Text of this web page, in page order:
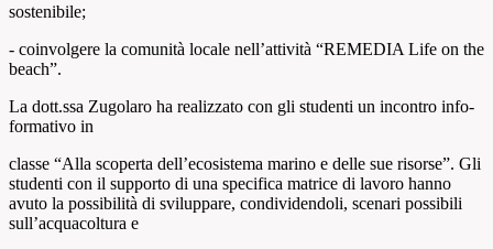
sostenibile;
- coinvolgere la comunità locale nell’attività “REMEDIA Life on the
beach”.
La dott.ssa Zugolaro ha realizzato con gli studenti un incontro info-
formativo in
classe “Alla scoperta dell’ecosistema marino e delle sue risorse”. Gli
studenti con il supporto di una specifica matrice di lavoro hanno
avuto la possibilità di sviluppare, condividendoli, scenari possibili
sull’acquacoltura e